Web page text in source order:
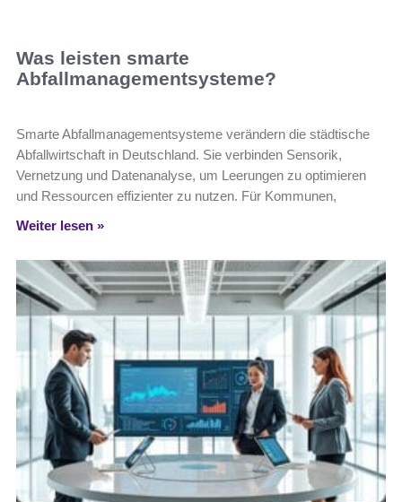
Was leisten smarte
Abfallmanagementsysteme?
Smarte Abfallmanagementsysteme verändern die städtische
Abfallwirtschaft in Deutschland. Sie verbinden Sensorik,
Vernetzung und Datenanalyse, um Leerungen zu optimieren
und Ressourcen effizienter zu nutzen. Für Kommunen,
Weiter lesen »